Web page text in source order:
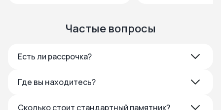
Частые вопросы
Есть ли рассрочка?
Где вы находитесь?
Сколько стоит стандартный памятник?